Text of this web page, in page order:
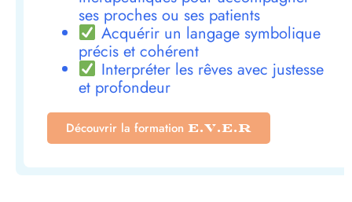
ses proches ou ses patients
Acquérir un langage symbolique
précis et cohérent
Interpréter les rêves avec justesse
et profondeur
Découvrir la formation E.V.E.R